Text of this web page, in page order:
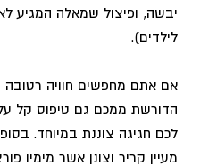
יבשה, ופיצול שמאלה המגיע
לילדים).
אם אתם מחפשים חוויה רטובה
הדורשת ממכם גם טיפוס קל
לכם חגיגה צוננת במיוחד.
מעיין קריר וצונן אשר מימיו